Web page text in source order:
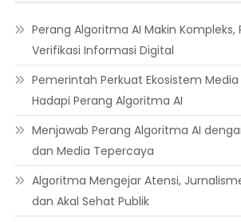
Perang Algoritma AI Makin Kompleks,
Verifikasi Informasi Digital
Pemerintah Perkuat Ekosistem
Hadapi Perang Algoritma AI
Menjawab Perang Algoritma AI
dan Media Tepercaya
Algoritma Mengejar Atensi,
dan Akal Sehat Publik